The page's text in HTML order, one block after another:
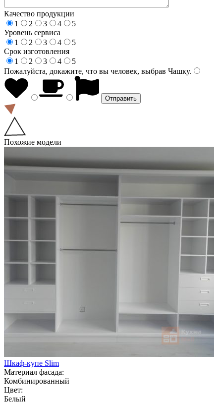
Качество продукции
1
2 3 4
5
Уровень сервиса
1
2 3 4
5
Срок изготовления
1
2 3 4
5
Пожалуйста, докажите, что вы человек, выбрав Чашку.
Похожие модели
Шкаф-купе Slim
Материал фасада:
Комбинированный
Цвет:
Белый